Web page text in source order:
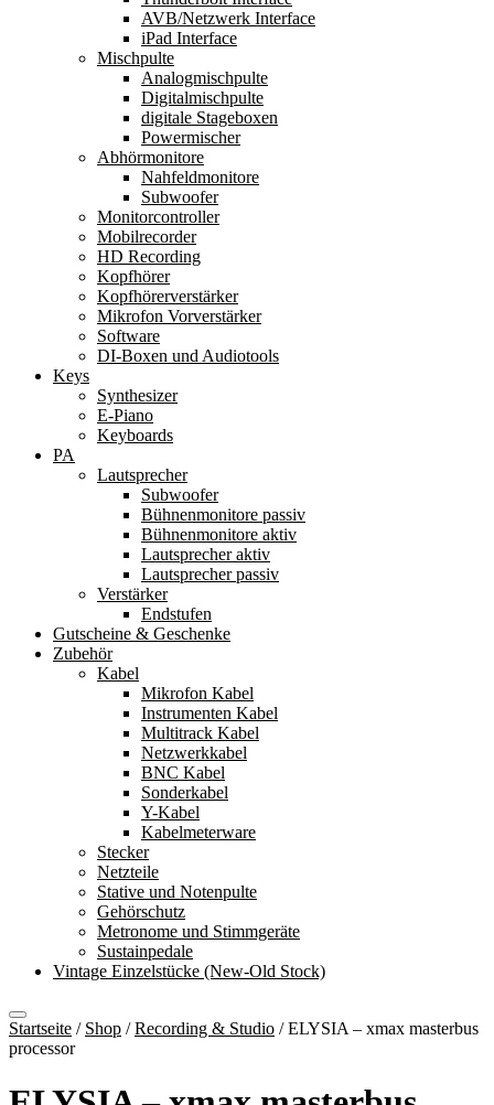
AVB/Netzwerk Interface
iPad Interface
Mischpulte
Analogmischpulte
Digitalmischpulte
digitale Stageboxen
Powermischer
Abhörmonitore
Nahfeldmonitore
Subwoofer
Monitorcontroller
Mobilrecorder
HD Recording
Kopfhörer
Kopfhörerverstärker
Mikrofon Vorverstärker
Software
DI-Boxen und Audiotools
Keys
Synthesizer
E-Piano
Keyboards
PA
Lautsprecher
Subwoofer
Bühnenmonitore passiv
Bühnenmonitore aktiv
Lautsprecher aktiv
Lautsprecher passiv
Verstärker
Endstufen
Gutscheine & Geschenke
Zubehör
Kabel
Mikrofon Kabel
Instrumenten Kabel
Multitrack Kabel
Netzwerkkabel
BNC Kabel
Sonderkabel
Y-Kabel
Kabelmeterware
Stecker
Netzteile
Stative und Notenpulte
Gehörschutz
Metronome und Stimmgeräte
Sustainpedale
Vintage Einzelstücke (New-Old Stock)
Startseite / Shop /Recording & Studio /ELYSIA – xmax masterbus
processor